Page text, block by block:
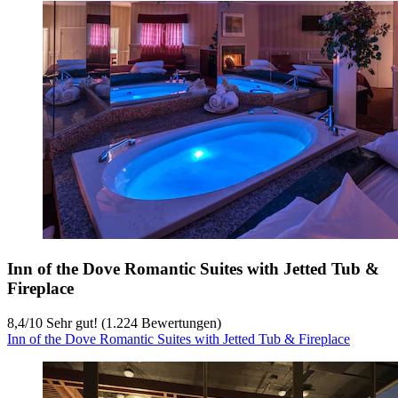
Inn of the Dove Romantic Suites with Jetted Tub &
Fireplace
8,4/10 Sehr gut! (1.224 Bewertungen)
Inn of the Dove Romantic Suites with Jetted Tub & Fireplace